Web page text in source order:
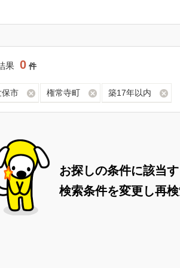
果 0 件
保市 権常寺町 築17年以内
お探しの条件に該当
検索条件を変更し再検